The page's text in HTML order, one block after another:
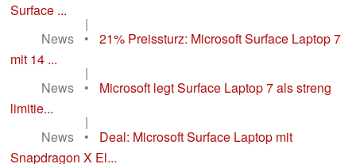
Surface ...
|
News
•
21% Preissturz: Microsoft Surface Laptop 7
mit 14 ...
|
News
•
Microsoft legt Surface Laptop 7 als streng
limitie...
|
News
•
Deal: Microsoft Surface Laptop mit
Snapdragon X El...